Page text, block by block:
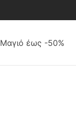
Μαγιό έως -50%